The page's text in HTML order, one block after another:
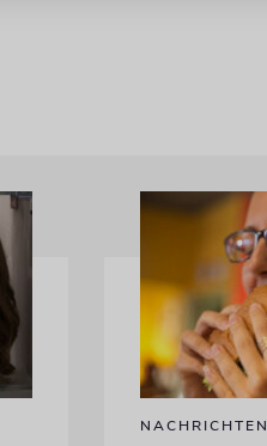
NACHRICHTEN